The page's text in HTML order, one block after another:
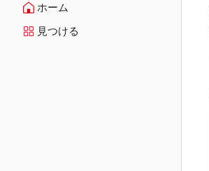
ホーム
見つける